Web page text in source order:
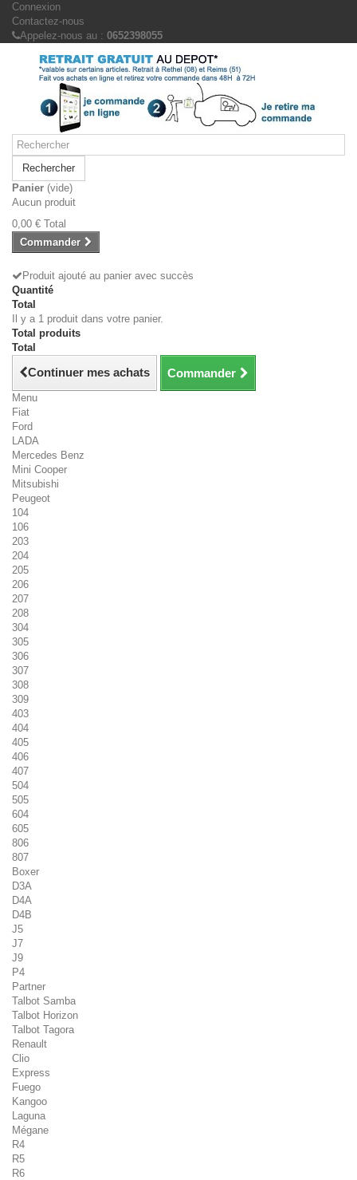
Connexion
Contactez-nous
Appelez-nous au : 0652398055
Rechercher
Panier (vide)
Aucun produit
0,00 € Total
Commander
Produit ajouté au panier avec succès
Quantité
Total
Il y a 1 produit dans votre panier.
Total produits
Total
Continuer mes achats Commander
Menu
Fiat
Ford
LADA
Mercedes Benz
Mini Cooper
Mitsubishi
Peugeot
104
106
203
204
205
206
207
208
304
305
306
307
308
309
403
404
405
406
407
504
505
604
605
806
807
Boxer
D3A
D4A
D4B
J5
J7
J9
P4
Partner
Talbot Samba
Talbot Horizon
Talbot Tagora
Renault
Clio
Express
Fuego
Kangoo
Laguna
Mégane
R4
R5
R6